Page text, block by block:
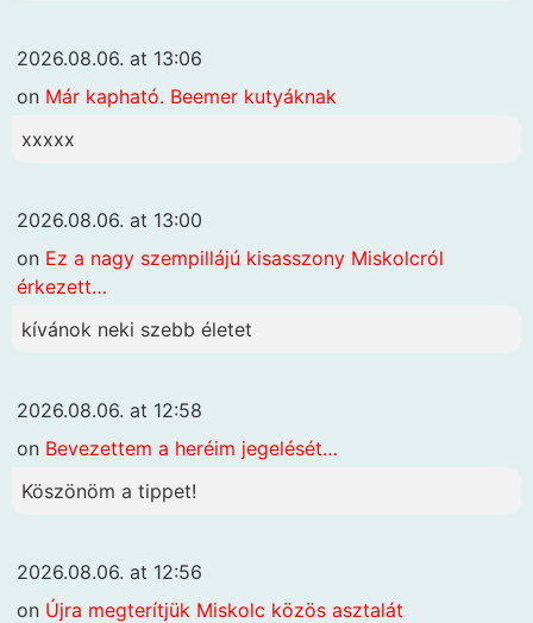
2026.08.06. at 13:06
on Már kapható. Beemer kutyáknak
xxxxx
2026.08.06. at 13:00
on Ez a nagy szempillájú kisasszony Miskolcról
érkezett…
kívánok neki szebb életet
2026.08.06. at 12:58
on Bevezettem a heréim jegelését…
Köszönöm a tippet!
2026.08.06. at 12:56
on Újra megterítjük Miskolc közös asztalát